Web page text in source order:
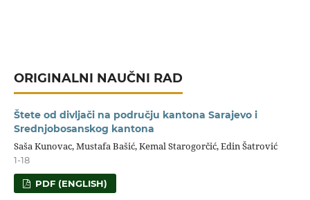
ORIGINALNI NAUČNI RAD
Štete od divljači na području kantona Sarajevo i
Srednjobosanskog kantona
Saša Kunovac, Mustafa Bašić, Kemal Starogorčić, Edin Šatrović
1-18
PDF (ENGLISH)